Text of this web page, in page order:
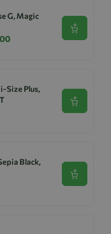
G, Magic
Se
Size Plus,
Se
Black,
Se